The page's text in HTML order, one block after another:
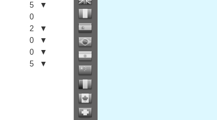
5
▼
0
2
▼
0
▼
0
▼
5 ▼